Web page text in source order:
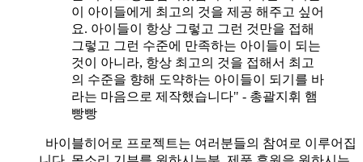
이 아이들에게 최고의 것을 제공 해주고 싶어
요. 아이들이 항상 그렇고 그런 것만을 접해
그렇고 그런 수준에 만족하는 아이들이 되는
것이 아니라, 항상 최고의 것을 접해서 최고
의 수준을 향해 도약하는 아이들이 되기를 바
라는 마음으로 제작했습니다" - 총괄지휘 햄
빵빵
바이블히어로 프로젝트는 여러분들의 참여로 이루어집